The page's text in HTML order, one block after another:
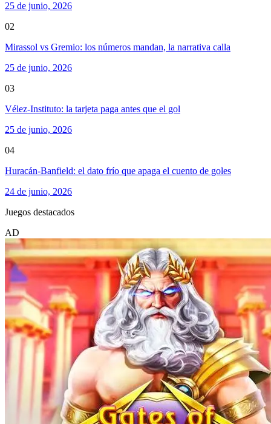
25 de junio, 2026
02
Mirassol vs Gremio: los números mandan, la narrativa calla
25 de junio, 2026
03
Vélez-Instituto: la tarjeta paga antes que el gol
25 de junio, 2026
04
Huracán-Banfield: el dato frío que apaga el cuento de goles
24 de junio, 2026
Juegos destacados
AD